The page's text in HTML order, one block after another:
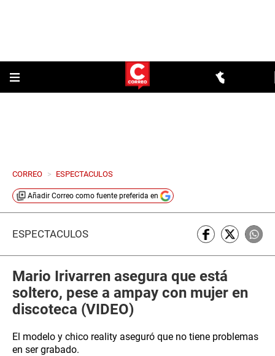
CORREO > ESPECTACULOS
Añadir Correo como fuente preferida en
ESPECTÁCULOS
Mario Irivarren asegura que está
soltero, pese a ampay con mujer en
discoteca (VIDEO)
El modelo y chico reality aseguró que no tiene problemas
en ser grabado.